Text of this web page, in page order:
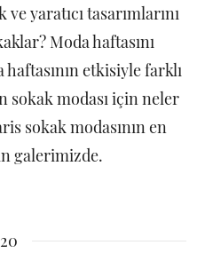
yaratıcı tasarımlarını
Moda haftasını
etkisiyle farklı
sokak modası için neler
sokak modasının en
galerimizde.